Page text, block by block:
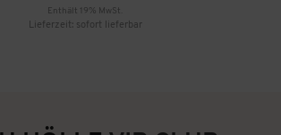
Enthält 19% MwSt.
Lieferzeit: sofort lieferbar